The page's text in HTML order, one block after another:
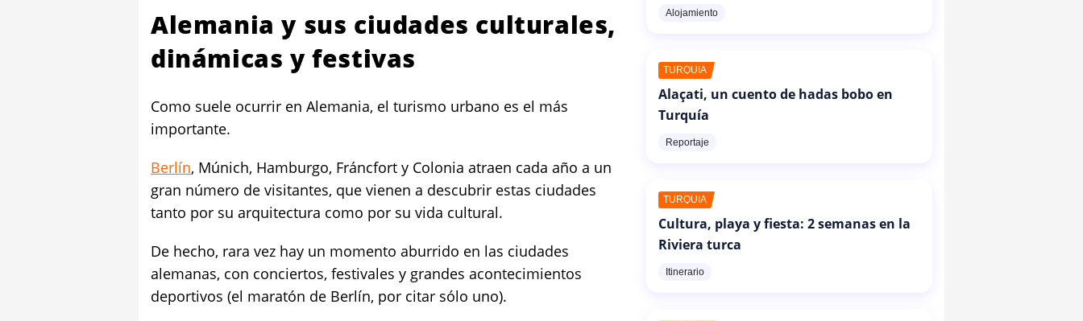
Alemania y sus ciudades culturales,
dinámicas y festivas
Como suele ocurrir en Alemania, el turismo urbano es el más
importante.
Berlín, Múnich, Hamburgo, Fráncfort y Colonia atraen cada año a un
gran número de visitantes, que vienen a descubrir estas ciudades
tanto por su arquitectura como por su vida cultural.
De hecho, rara vez hay un momento aburrido en las ciudades
alemanas, con conciertos, festivales y grandes acontecimientos
deportivos (el maratón de Berlín, por citar sólo uno).
Alojamiento
TURQUÍA
Alaçati, un cuento de hadas bobo en
Turquía
Reportaje
TURQUÍA
Cultura, playa y fiesta: 2 semanas en la
Riviera turca
Itinerario